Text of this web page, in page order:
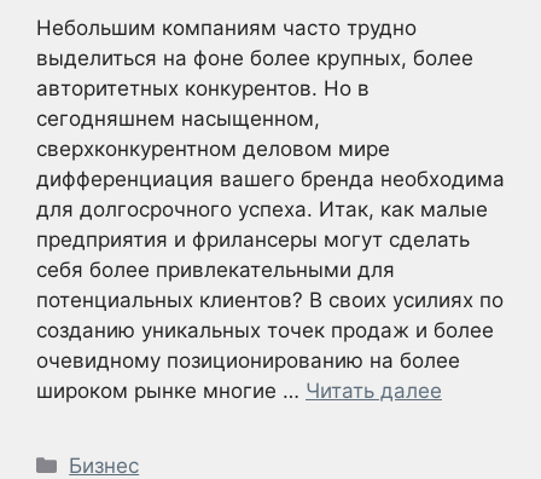
Небольшим компаниям часто трудно
выделиться на фоне более крупных, более
авторитетных конкурентов. Но в
сегодняшнем насыщенном,
сверхконкурентном деловом мире
дифференциация вашего бренда необходима
для долгосрочного успеха. Итак, как малые
предприятия и фрилансеры могут сделать
себя более привлекательными для
потенциальных клиентов? В своих усилиях по
созданию уникальных точек продаж и более
очевидному позиционированию на более
широком рынке многие … Читать далее
Рубрики
Бизнес